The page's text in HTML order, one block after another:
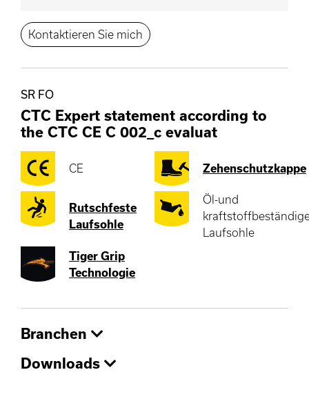
Kontaktieren Sie mich
SR FO
CTC Expert statement according to
the CTC CE C 002_c evaluat
CE Zehenschutzkappe
Rutschfeste
Laufsohle
Öl-und
Laufsohle
Tiger Grip
Technologie
Branchen
Downloads